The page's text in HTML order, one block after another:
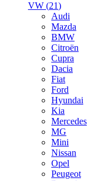
VW (21)
Audi
Mazda
BMW
Citroën
Cupra
Dacia
Fiat
Ford
Hyundai
Kia
Mercedes
MG
Mini
Nissan
Opel
Peugeot